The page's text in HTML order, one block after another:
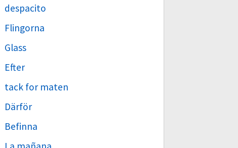
despacito
Flingorna
Glass
Efter
tack for maten
Därför
Befinna